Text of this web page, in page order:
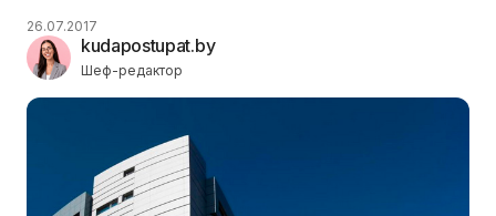
kudapostupat.by
Шеф-редактор
26.07.2017